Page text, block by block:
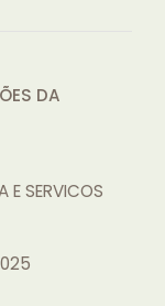
DA
E SERVICOS